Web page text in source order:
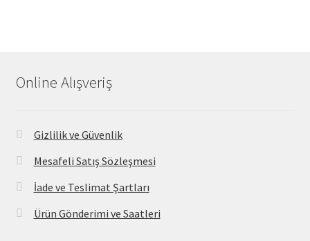
Online Alışveriş
Gizlilik ve Güvenlik
Mesafeli Satış Sözleşmesi
İade ve Teslimat Şartları
Ürün Gönderimi ve Saatleri